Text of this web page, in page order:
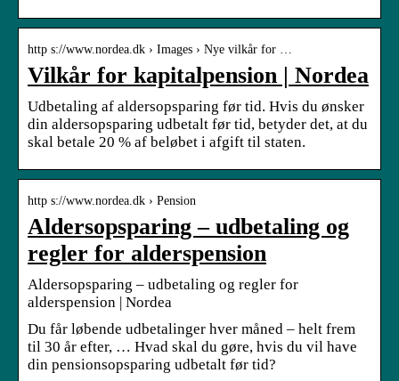
http s://www.nordea.dk › Images › Nye vilkår for …
Vilkår for kapitalpension | Nordea
Udbetaling af aldersopsparing før tid. Hvis du ønsker
din aldersopsparing udbetalt før tid, betyder det, at du
skal betale 20 % af beløbet i afgift til staten.
http s://www.nordea.dk › Pension
Aldersopsparing – udbetaling og
regler for alderspension
Aldersopsparing – udbetaling og regler for
alderspension | Nordea
Du får løbende udbetalinger hver måned – helt frem
til 30 år efter, … Hvad skal du gøre, hvis du vil have
din pensionsopsparing udbetalt før tid?